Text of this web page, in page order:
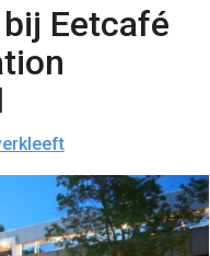
Eetcafé